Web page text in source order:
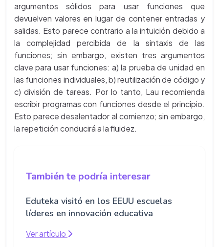
argumentos sólidos para usar funciones que
devuelven valores en lugar de contener entradas y
salidas. Esto parece contrario a la intuición debido a
la complejidad percibida de la sintaxis de las
funciones; sin embargo, existen tres argumentos
clave para usar funciones: a) la prueba de unidad en
las funciones individuales, b) reutilización de código y
c) división de tareas. Por lo tanto, Lau recomienda
escribir programas con funciones desde el principio.
Esto parece desalentador al comienzo; sin embargo,
la repetición conducirá a la fluidez.
También te podría interesar
Eduteka visitó en los EEUU escuelas
líderes en innovación educativa
Ver artículo